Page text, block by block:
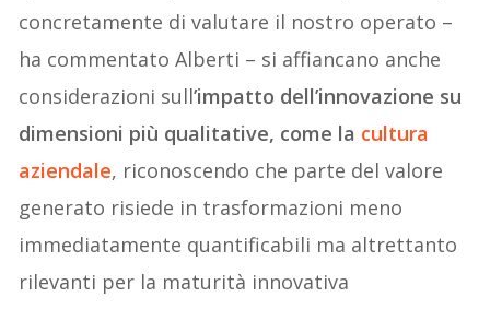
concretamente di valutare il nostro operato –
ha commentato Alberti – si affiancano anche
considerazioni sull’impatto dell’innovazione su
dimensioni più qualitative, come la cultura
aziendale, riconoscendo che parte del valore
generato risiede in trasformazioni meno
immediatamente quantificabili ma altrettanto
rilevanti per la maturità innovativa